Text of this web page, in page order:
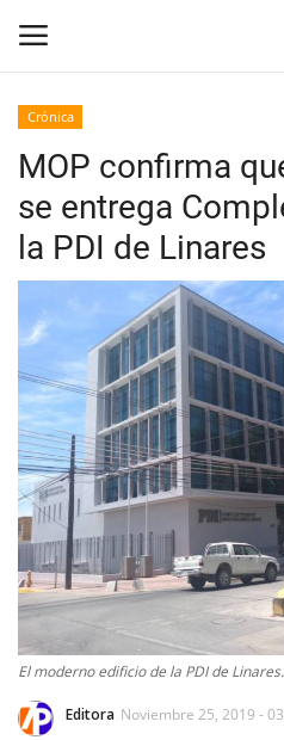
Inicio
Crónica
Policial
Tribunales
Deporte
Política
Espectáculos
Crónica
MOP confirma
se entrega
la PDI de Linares
El moderno edificio de la PDI de Linares.
Editora Noviembre 25, 2019 -